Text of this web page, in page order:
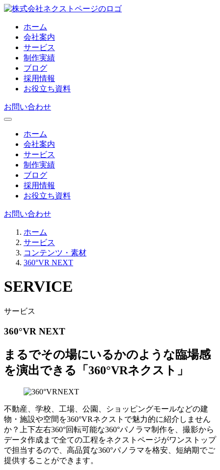
ホーム
会社案内
サービス
制作実績
ブログ
採用情報
お役立ち資料
お問い合わせ
ホーム
会社案内
サービス
制作実績
ブログ
採用情報
お役立ち資料
お問い合わせ
ホーム
サービス
コンテンツ・素材
360°VR NEXT
SERVICE
サービス
360°VR NEXT
まるでその場にいるかのような臨場感
を演出できる「360°VRネクスト」
不動産、学校、工場、公園、ショッピングモールなどの建
物・施設や空間を360°VRネクストで魅力的に紹介しません
か？上下左右360°回転可能な360°パノラマ制作を、撮影から
データ作成まで全ての工程をネクストページがワンストップ
で担当するので、高品質な360°パノラマを格安、短納期でご
提供することができます。